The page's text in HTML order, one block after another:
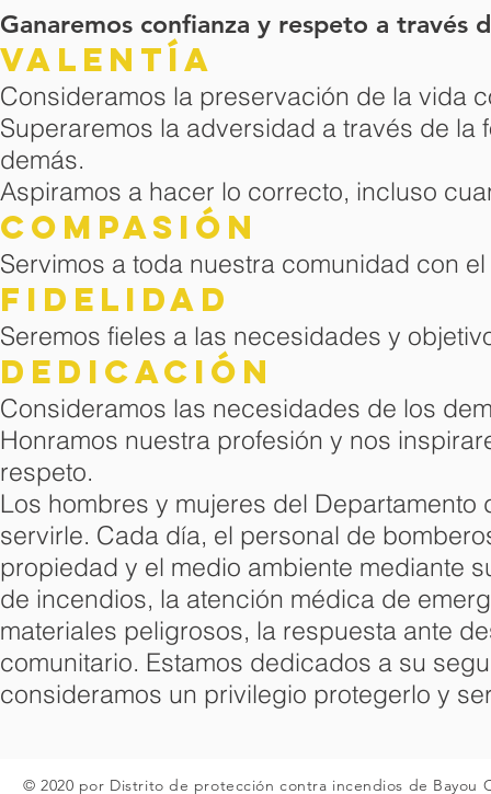
Ganaremos confianza y respeto a través
Valentía
Consideramos la preservación de la vida
Superaremos la adversidad a través de la
demás.
Aspiramos a hacer lo correcto, incluso
Compasión
Servimos a toda nuestra comunidad con
Fidelidad
Seremos fieles a las necesidades y
Dedicación
Consideramos las necesidades de los
Honramos nuestra profesión y nos
respeto.
Los hombres y mujeres del
servirle. Cada día, el personal de
propiedad y el medio ambiente mediante
de incendios, la atención médica de
materiales peligrosos, la respuesta ante
comunitario. Estamos dedicados a su
consideramos un privilegio protegerlo y
© 2020 por Distrito de protección contra incendios de Bayou